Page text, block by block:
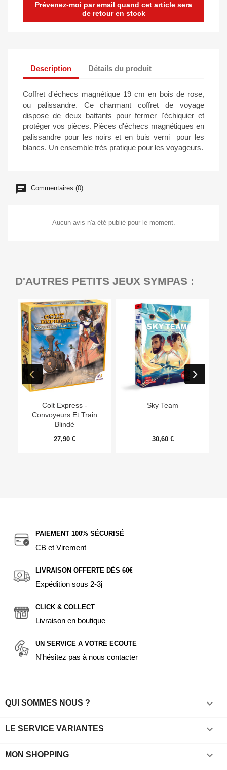
Prévenez-moi par email quand cet article sera
de retour en stock
Description Détails du produit
Coffret d'échecs magnétique 19 cm en bois de rose,
ou palissandre. Ce charmant coffret de voyage
dispose de deux battants pour fermer l'échiquier et
protéger vos pièces. Pièces d'échecs magnétiques en
palissandre pour les noirs et en buis verni pour les
blancs. Un ensemble très pratique pour les voyageurs.
Commentaires (0)
Aucun avis n'a été publié pour le moment.
D'AUTRES PETITS JEUX SYMPAS :
Colt Express -
Convoyeurs Et Train
Blindé
27,90 €
Sky Team
30,60 €
PAIEMENT 100% SÉCURISÉ
CB et Virement
LIVRAISON OFFERTE DÈS 60€
Expédition sous 2-3j
CLICK & COLLECT
Livraison en boutique
UN SERVICE A VOTRE ECOUTE
N'hésitez pas à nous contacter
QUI SOMMES NOUS ? 
LE SERVICE VARIANTES 
MON SHOPPING 